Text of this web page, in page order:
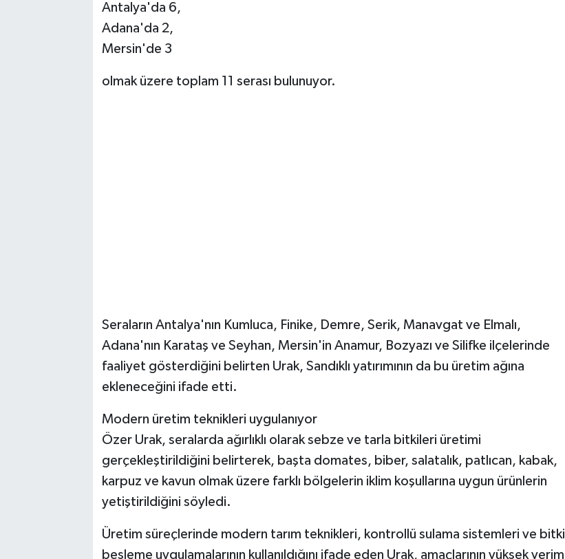
Antalya'da 6,
Adana'da 2,
Mersin'de 3
olmak üzere toplam 11 serası bulunuyor.
Seraların Antalya'nın Kumluca, Finike, Demre, Serik, Manavgat ve Elmalı,
Adana'nın Karataş ve Seyhan, Mersin'in Anamur, Bozyazı ve Silifke ilçelerinde
faaliyet gösterdiğini belirten Urak, Sandıklı yatırımının da bu üretim ağına
ekleneceğini ifade etti.
Modern üretim teknikleri uygulanıyor
Özer Urak, seralarda ağırlıklı olarak sebze ve tarla bitkileri üretimi
gerçekleştirildiğini belirterek, başta domates, biber, salatalık, patlıcan, kabak,
karpuz ve kavun olmak üzere farklı bölgelerin iklim koşullarına uygun ürünlerin
yetiştirildiğini söyledi.
Üretim süreçlerinde modern tarım teknikleri, kontrollü sulama sistemleri ve bitki
besleme uygulamalarının kullanıldığını ifade eden Urak, amaçlarının yüksek verim